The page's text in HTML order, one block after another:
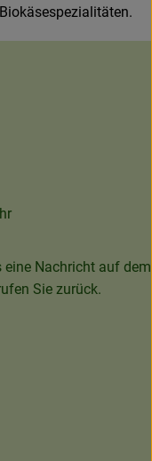
eine Nachricht auf dem
Sie zurück.